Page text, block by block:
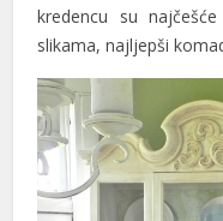
panel
panel
panel
kredencu su
slikama, najljepši